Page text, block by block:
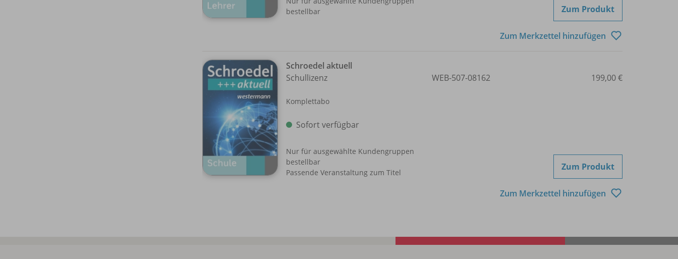
bestellbar
Zum Produkt
Zum Merkzettel hinzufügen
Schroedel aktuell
Schullizenz
Komplettabo
Sofort verfügbar
Nur für ausgewählte Kundengruppen
bestellbar
Passende Veranstaltung zum Titel
WEB-507-08162 199,00 €
Zum Produkt
Zum Merkzettel hinzufügen